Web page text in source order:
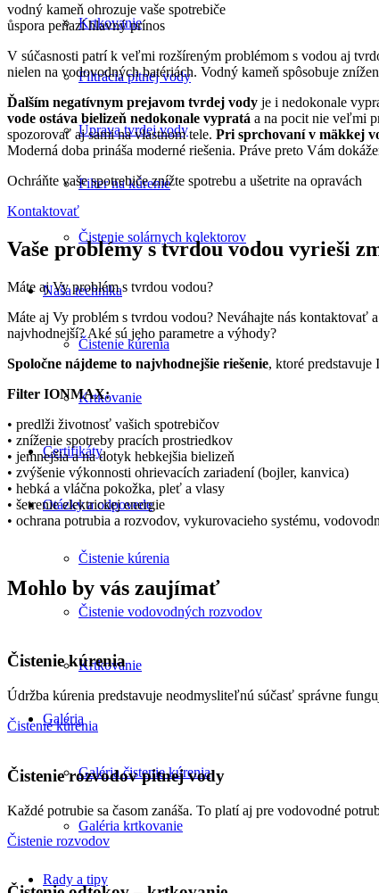
Krtkovanie
Filtrácia pitnej vody
Úprava tvrdej vody
Filter na kúrenie
Čistenie solárnych kolektorov
Naša technika
Čistenie kúrenia
Krtkovanie
Certifikáty
Otázky a odpovede
Čistenie kúrenia
Čistenie vodovodných rozvodov
Krtkovanie
Galéria
Galéria čistenie kúrenia
Galéria krtkovanie
Rady a tipy
vodný kameň ohrozuje vaše spotrebiče
ůspora peňazí hlavný prínos
V súčasnosti patrí k veľmi rozšíreným problémom s vodou aj
nielen na vodovodných batériách. Vodný kameň spôsobuje
Ďalším negatívnym prejavom tvrdej vody je i nedokonale
vode ostáva bielizeň nedokonale vypratá a na pocit nie veľmi
spozorovať aj sami na vlastnom tele. Pri sprchovaní v mäkkej
Moderná doba prináša moderné riešenia. Práve preto Vám
Ochráňte vaše spotrebiče znížte spotrebu a ušetrite na opravách
Kontaktovať
Vaše problémy s tvrdou vodou vyrieši
Máte aj Vy problém s tvrdou vodou?
Máte aj Vy problém s tvrdou vodou? Neváhajte nás
najvhodnejší? Aké sú jeho parametre a výhody?
Spoločne nájdeme to najvhodnejšie riešenie, ktoré
Filter IONMAX:
• predlži životnosť vašich spotrebičov
• zníženie spotreby pracích prostriedkov
• jemnejšia a na dotyk hebkejšia bielizeň
• zvýšenie výkonnosti ohrievacích zariadení (bojler, kanvica)
• hebká a vláčna pokožka, pleť a vlasy
• šetrenie elektrickej energie
• ochrana potrubia a rozvodov, vykurovacieho systému,
Mohlo by vás zaujímať
Čistenie kúrenia
Údržba kúrenia predstavuje neodmysliteľnú súčasť správne
Čistenie kúrenia
Čistenie rozvodov pitnej vody
Každé potrubie sa časom zanáša. To platí aj pre vodovodné
Čistenie rozvodov